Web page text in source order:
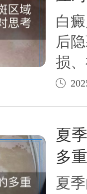
白
后
损
疫
理
与
况
夏
多
夏